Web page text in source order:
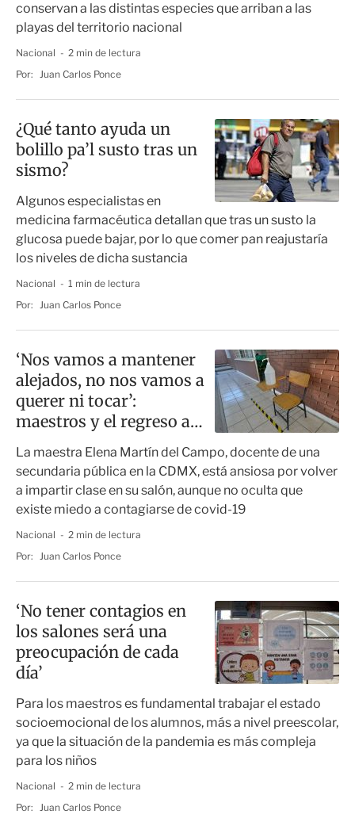
conservan a las distintas especies que arriban a las
playas del territorio nacional
Nacional
2 min de lectura
Por: Juan Carlos Ponce
¿Qué tanto ayuda un
bolillo pa’l susto tras un
sismo?
Algunos especialistas en
medicina farmacéutica detallan que tras un susto la
glucosa puede bajar, por lo que comer pan reajustaría
los niveles de dicha sustancia
Nacional
1 min de lectura
Por: Juan Carlos Ponce
‘Nos vamos a mantener
alejados, no nos vamos a
querer ni tocar’:
maestros y el regreso a
las escuelas
La maestra Elena Martín del Campo, docente de una
secundaria pública en la CDMX, está ansiosa por volver
a impartir clase en su salón, aunque no oculta que
existe miedo a contagiarse de covid-19
Nacional
2 min de lectura
Por: Juan Carlos Ponce
‘No tener contagios en
los salones será una
preocupación de cada
día’
Para los maestros es fundamental trabajar el estado
socioemocional de los alumnos, más a nivel preescolar,
ya que la situación de la pandemia es más compleja
para los niños
Nacional
2 min de lectura
Por: Juan Carlos Ponce